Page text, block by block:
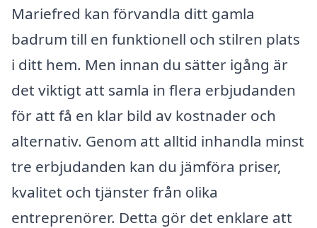
Mariefred kan förvandla ditt gamla
badrum till en funktionell och stilren plats
i ditt hem. Men innan du sätter igång är
det viktigt att samla in flera erbjudanden
för att få en klar bild av kostnader och
alternativ. Genom att alltid inhandla minst
tre erbjudanden kan du jämföra priser,
kvalitet och tjänster från olika
entreprenörer. Detta gör det enklare att